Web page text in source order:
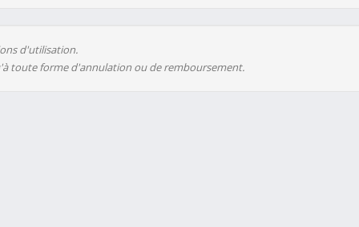
d'utilisation.
toute forme d'annulation ou de remboursement.